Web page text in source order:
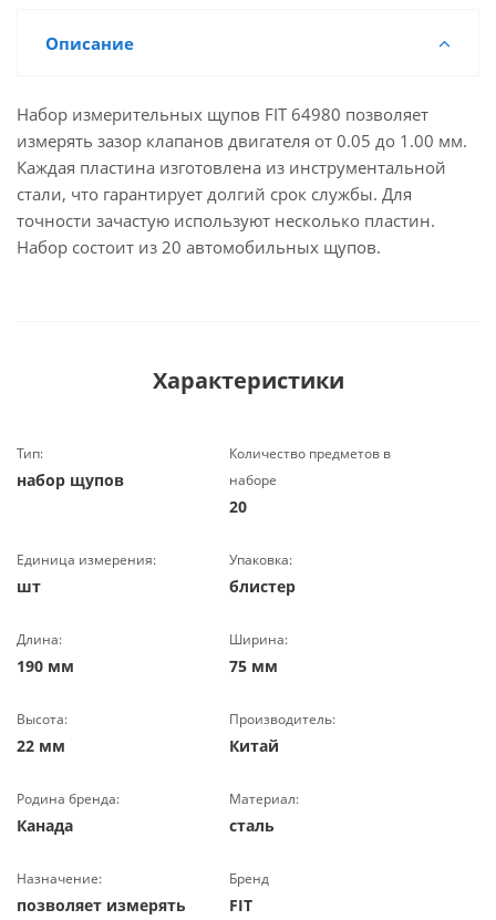
Описание
Набор измерительных щупов FIT 64980 позволяет
измерять зазор клапанов двигателя от 0.05 до 1.00 мм.
Каждая пластина изготовлена из инструментальной
стали, что гарантирует долгий срок службы. Для
точности зачастую используют несколько пластин.
Набор состоит из 20 автомобильных щупов.
Характеристики
Тип:
набор щупов
Количество предметов в
наборе
20
Единица измерения:
шт
Упаковка:
блистер
Длина:
190 мм
Ширина:
75 мм
Высота:
22 мм
Производитель:
Китай
Родина бренда:
Канада
Материал:
сталь
Назначение:
позволяет измерять
Бренд
FIT